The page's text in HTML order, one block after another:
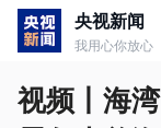
央视新闻
我用心你放心
视频丨海